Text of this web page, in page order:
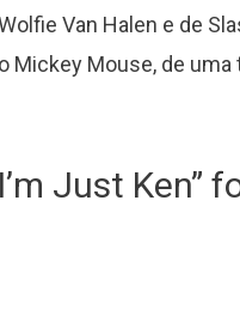
Van Halen e de
Mickey Mouse, de
Just Ken”